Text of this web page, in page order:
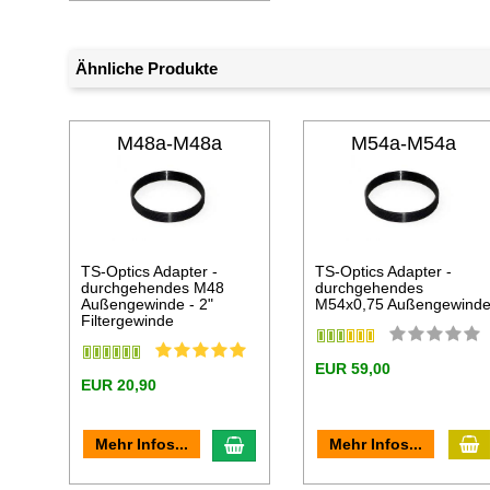
Ähnliche Produkte
M48a-M48a
TS-Optics Adapter -
durchgehendes M48
Außengewinde - 2"
Filtergewinde
EUR 20,90
Mehr Infos... In den Warenkorb
M54a-M54a
TS-Optics Adapter -
durchgehendes
M54x0,75 Außengewinde
EUR 59,00
Mehr Infos...